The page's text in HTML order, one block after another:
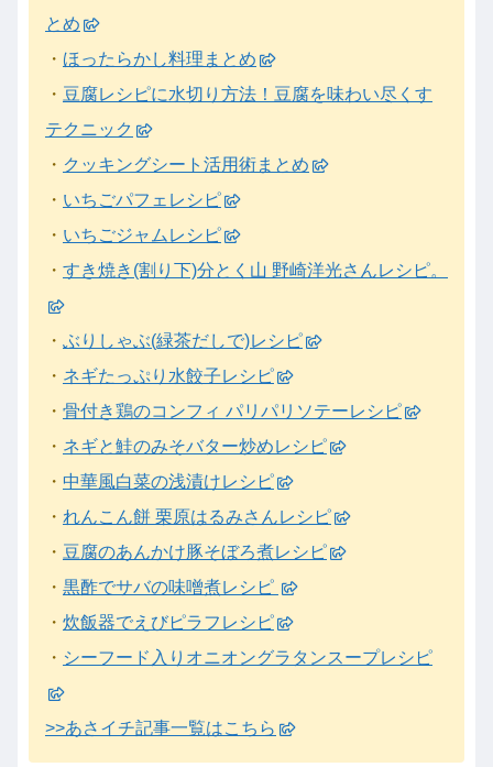
とめ
・ ほったらかし料理まとめ
・ 豆腐レシピに水切り方法！豆腐を味わい尽くす
テクニック
・ クッキングシート活用術まとめ
・ いちごパフェレシピ
・ いちごジャムレシピ
・ すき焼き(割り下)分とく山 野崎洋光さんレシピ。
・ ぶりしゃぶ(緑茶だしで)レシピ
・ ネギたっぷり水餃子レシピ
・ 骨付き鶏のコンフィ パリパリソテーレシピ
・ ネギと鮭のみそバター炒めレシピ
・ 中華風白菜の浅漬けレシピ
・ れんこん餅 栗原はるみさんレシピ
・ 豆腐のあんかけ豚そぼろ煮レシピ
・ 黒酢でサバの味噌煮レシピ
・ 炊飯器でえびピラフレシピ
・ シーフード入りオニオングラタンスープレシピ
>>あさイチ記事一覧はこちら